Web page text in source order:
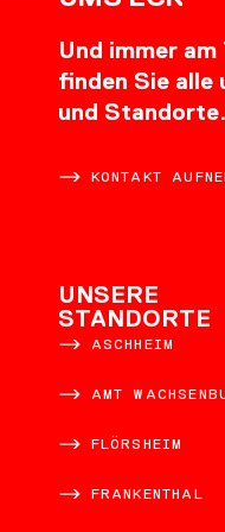
Und immer
finden Sie alle
und Standorte.
KONTAKT
UNSERE
STANDORTE
ASCHHEIM
AMT
FLÖRSHEIM
FRANKENTHAL